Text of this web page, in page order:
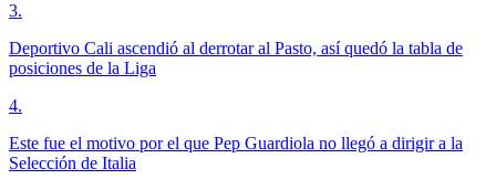
3.
Deportivo Cali ascendió al derrotar al Pasto, así quedó la tabla de
posiciones de la Liga
4.
Este fue el motivo por el que Pep Guardiola no llegó a dirigir a la
Selección de Italia